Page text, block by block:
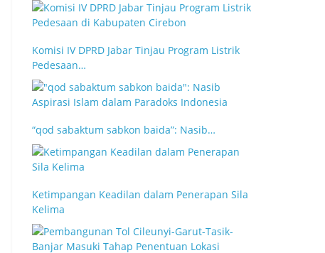
Komisi IV DPRD Jabar Tinjau Program Listrik
Pedesaan…
“qod sabaktum sabkon baida”: Nasib…
Ketimpangan Keadilan dalam Penerapan Sila
Kelima